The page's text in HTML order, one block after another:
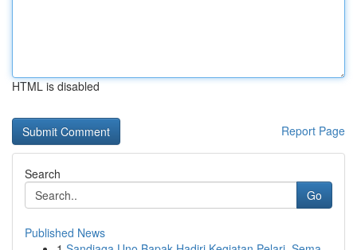
HTML is disabled
Report Page
Search
Go
Published News